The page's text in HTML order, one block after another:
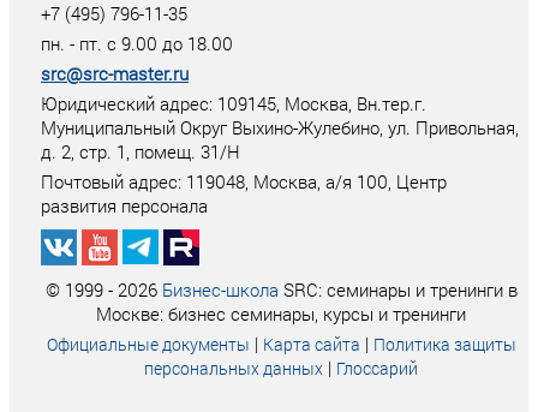
+7 (495) 796-11-35
пн. - пт. с 9.00 до 18.00
src@src-master.ru
Юридический адрес: 109145, Москва, Вн.тер.г.
Муниципальный Округ Выхино-Жулебино, ул. Привольная,
д. 2, стр. 1, помещ. 31/Н
Почтовый адрес: 119048, Москва, а/я 100, Центр
развития персонала
© 1999 - 2026 Бизнес-школа SRC: семинары и тренинги в
Москве: бизнес семинары, курсы и тренинги
Официальные документы | Карта сайта | Политика защиты
персональных данных | Глоссарий